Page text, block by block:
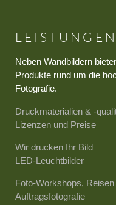
LEISTUNGEN
Neben Wandbildern
Produkte rund um die
Fotografie.
Druckmaterialien & -
Lizenzen und Preise
Wir drucken Ihr Bild
LED-Leuchtbilder
Foto-Workshops,
Auftragsfotografie